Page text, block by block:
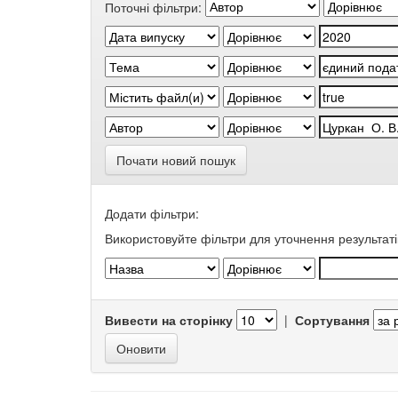
Поточні фільтри:
Почати новий пошук
Додати фільтри:
Використовуйте фільтри для уточнення
Вивести на сторінку | Сортування